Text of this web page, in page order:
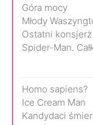
Góra mocy
Młody
Ostatni konsjerż
Spider-Man.
Homo sapiens?
Ice Cream Man
Kandydaci